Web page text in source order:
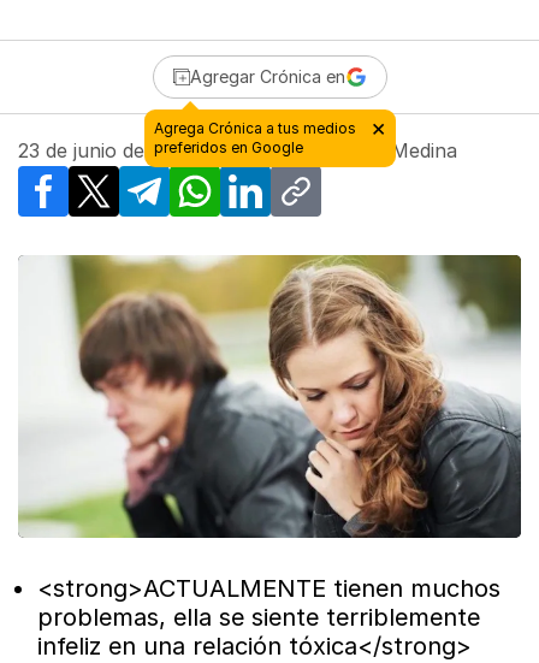
Agregar Crónica en
23 de junio de 2018 - 11:36| Por Manuel Medina
Facebook
X TelegramWhatsApp
LinkedInCopy link
<strong>ACTUALMENTE tienen muchos
problemas, ella se siente terriblemente
infeliz en una relación tóxica</strong>